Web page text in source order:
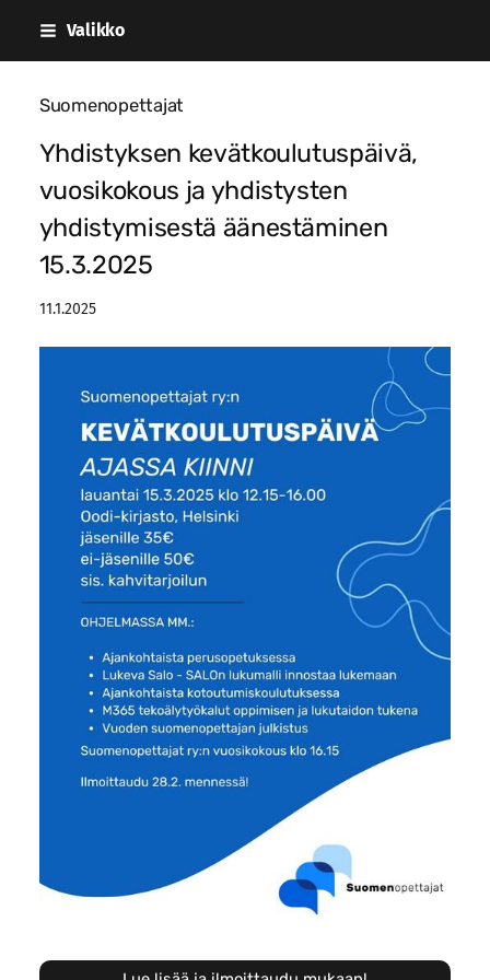
Siirry
Valikko
Suomenopettajat
Yhdistyksen kevätkoulutuspäivä,
vuosikokous ja yhdistysten
yhdistymisestä äänestäminen
15.3.2025
11.1.2025